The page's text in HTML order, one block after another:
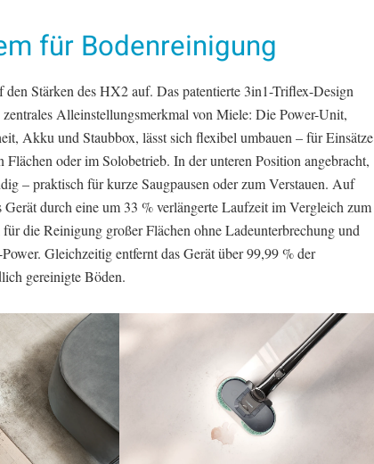
für Bodenreinigung
Stärken des HX2 auf. Das patentierte 3in1-Triflex-Design
Alleinstellungsmerkmal von Miele: Die Power-Unit,
Akku und Staubbox, lässt sich flexibel umbauen – für Einsätze
oder im Solobetrieb. In der unteren Position angebracht,
– praktisch für kurze Saugpausen oder zum Verstauen. Auf
Gerät durch eine um 33 % verlängerte Laufzeit im Vergleich zum
die Reinigung großer Flächen ohne Ladeunterbrechung und
Gleichzeitig entfernt das Gerät über 99,99 % der
gereinigte Böden.